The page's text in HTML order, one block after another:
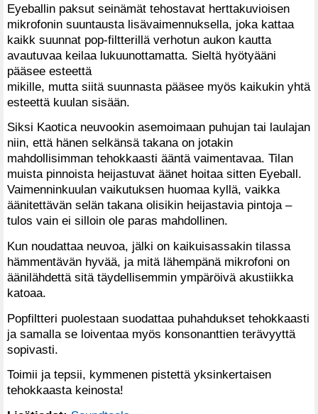
Eyeballin paksut seinämät tehostavat herttakuvioisen
mikrofonin suuntausta lisävaimennuksella, joka kattaa
kaikk suunnat pop-filtterillä verhotun aukon kautta
avautuvaa keilaa lukuunottamatta. Sieltä hyötyääni
pääsee esteettä
mikille, mutta siitä suunnasta pääsee myös kaikukin yhtä
esteettä kuulan sisään.
Siksi Kaotica neuvookin asemoimaan puhujan tai laulajan
niin, että hänen selkänsä takana on jotakin
mahdollisimman tehokkaasti ääntä vaimentavaa. Tilan
muista pinnoista heijastuvat äänet hoitaa sitten Eyeball.
Vaimenninkuulan vaikutuksen huomaa kyllä, vaikka
äänitettävän selän takana olisikin heijastavia pintoja –
tulos vain ei silloin ole paras mahdollinen.
Kun noudattaa neuvoa, jälki on kaikuisassakin tilassa
hämmentävän hyvää, ja mitä lähempänä mikrofoni on
äänilähdettä sitä täydellisemmin ympäröivä akustiikka
katoaa.
Popfiltteri puolestaan suodattaa puhahdukset tehokkaasti
ja samalla se loiventaa myös konsonanttien terävyyttä
sopivasti.
Toimii ja tepsii, kymmenen pistettä yksinkertaisen
tehokkaasta keinosta!